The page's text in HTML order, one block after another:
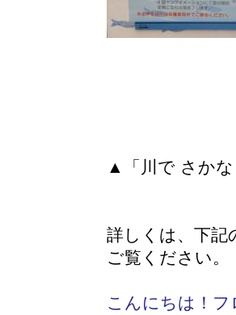
▲「川で さか
詳しくは、下記
ご覧ください。
こんにちは！